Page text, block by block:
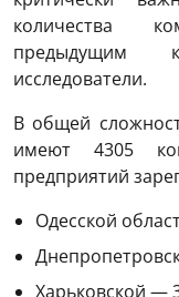
количества
предыдущим
исследователи.
В общей
имеют 4305
предприятий
Одесской
Харьковской —